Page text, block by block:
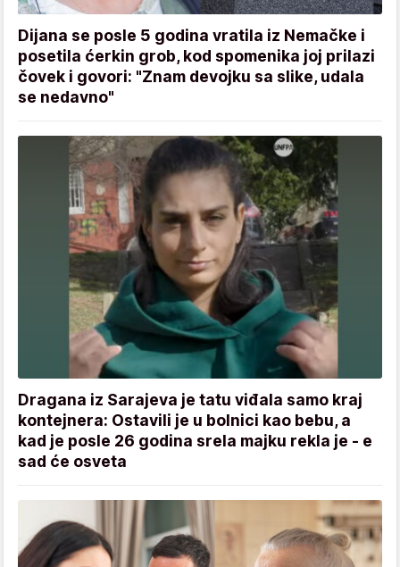
Dijana se posle 5 godina vratila iz Nemačke i
posetila ćerkin grob, kod spomenika joj prilazi
čovek i govori: "Znam devojku sa slike, udala
se nedavno"
Dragana iz Sarajeva je tatu viđala samo kraj
kontejnera: Ostavili je u bolnici kao bebu, a
kad je posle 26 godina srela majku rekla je - e
sad će osveta